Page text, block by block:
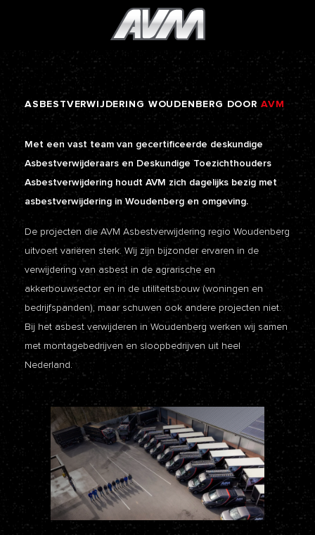
ASBESTVERWIJDERING WOUDENBERG DOOR AVM
Met een vast team van gecertificeerde deskundige
Asbestverwijderaars en Deskundige Toezichthouders
Asbestverwijdering houdt AVM zich dagelijks bezig met
asbestverwijdering in Woudenberg en omgeving.
De projecten die AVM Asbestverwijdering regio Woudenberg
uitvoert variëren sterk. Wij zijn bijzonder ervaren in de
verwijdering van asbest in de agrarische en
akkerbouwsector en in de utiliteitsbouw (woningen en
bedrijfspanden), maar schuwen ook andere projecten niet.
Bij het asbest verwijderen in Woudenberg werken wij samen
met montagebedrijven en sloopbedrijven uit heel
Nederland.